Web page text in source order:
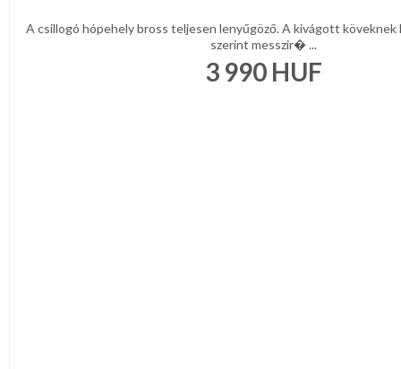
A csillogó hópehely bross teljesen lenyűgöző. A kivágott köveknek
szerint messzir� ...
3 990 HUF